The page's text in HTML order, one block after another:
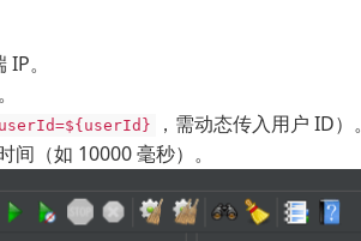
。
，需动态传入用户 ID）。
间（如 10000 毫秒）。